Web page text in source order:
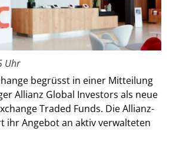
Uhr
begrüsst in einer Mitteilung
Allianz Global Investors als neue
Traded Funds. Die Allianz-
ihr Angebot an aktiv verwalteten